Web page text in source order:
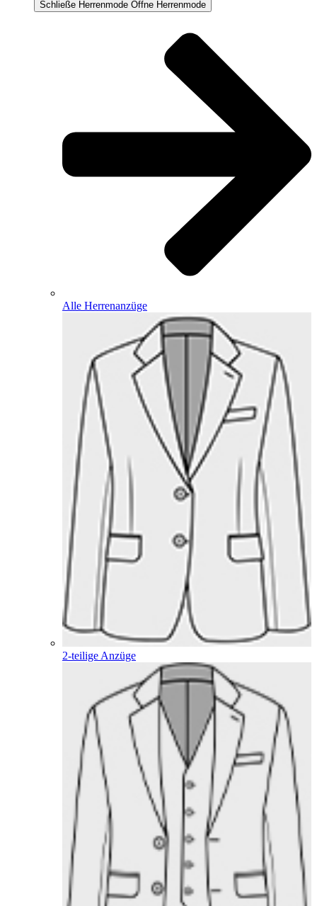
Schließe Herrenmode Öffne Herrenmode
Alle Herrenanzüge
2-teilige Anzüge